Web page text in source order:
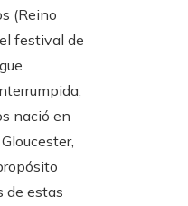
(Reino
festival de
nació en
de estas